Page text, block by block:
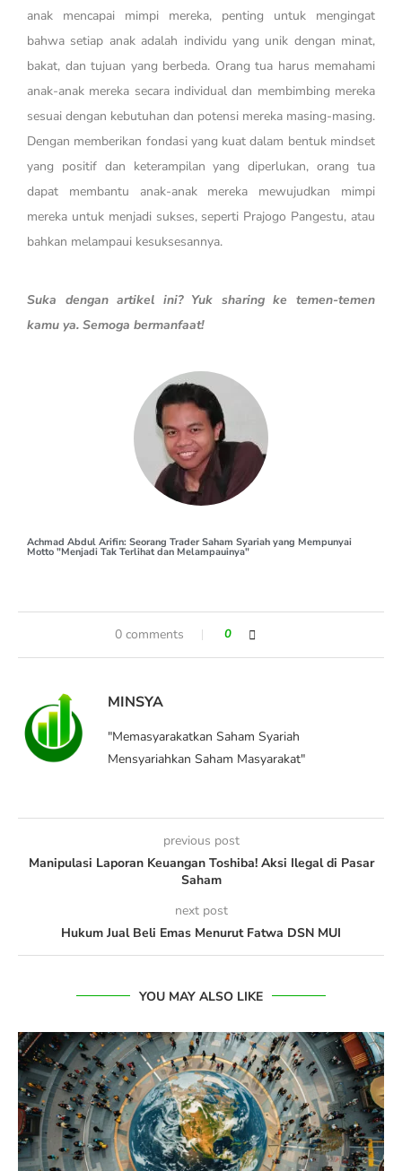
anak mencapai mimpi mereka, penting untuk mengingat
bahwa setiap anak adalah individu yang unik dengan minat,
bakat, dan tujuan yang berbeda. Orang tua harus memahami
anak-anak mereka secara individual dan membimbing mereka
sesuai dengan kebutuhan dan potensi mereka masing-masing.
Dengan memberikan fondasi yang kuat dalam bentuk mindset
yang positif dan keterampilan yang diperlukan, orang tua
dapat membantu anak-anak mereka mewujudkan mimpi
mereka untuk menjadi sukses, seperti Prajogo Pangestu, atau
bahkan melampaui kesuksesannya.
Suka dengan artikel ini? Yuk sharing ke temen-temen
kamu ya. Semoga bermanfaat!
Achmad Abdul Arifin: Seorang Trader Saham Syariah yang Mempunyai
Motto "Menjadi Tak Terlihat dan Melampauinya"
0 comments 0
MINSYA
"Memasyarakatkan Saham Syariah
Mensyariahkan Saham Masyarakat"
previous post
Manipulasi Laporan Keuangan Toshiba! Aksi Ilegal di Pasar
Saham
next post
Hukum Jual Beli Emas Menurut Fatwa DSN MUI
YOU MAY ALSO LIKE